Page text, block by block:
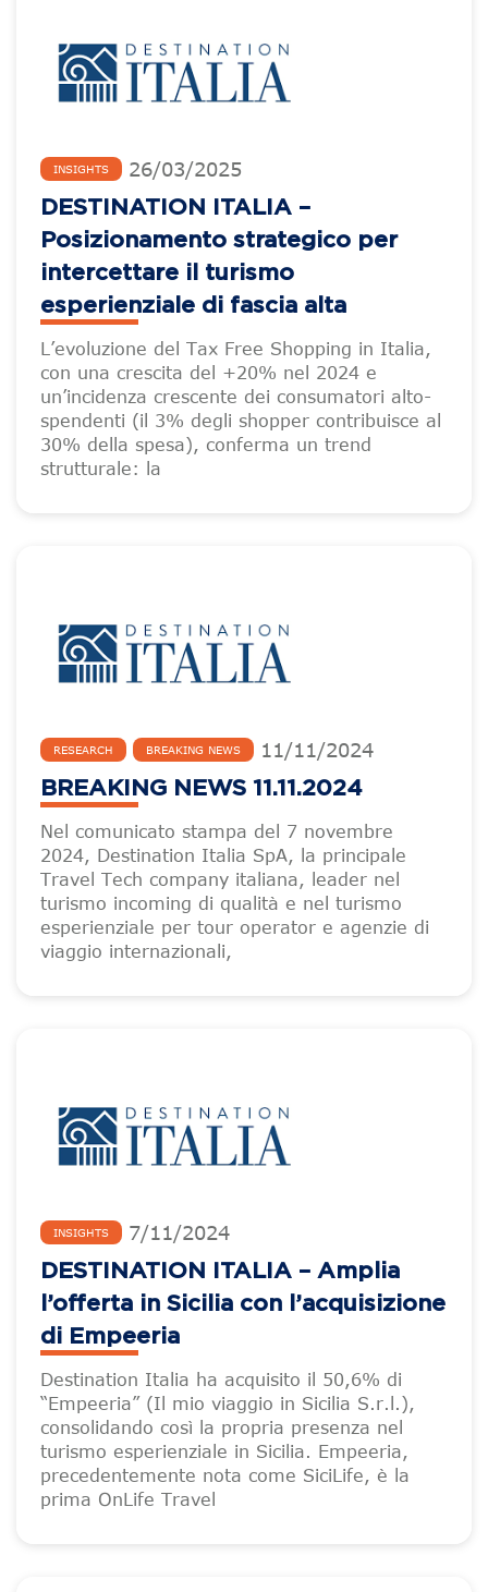
INSIGHTS 26/03/2025
DESTINATION ITALIA –
Posizionamento strategico per
intercettare il turismo
esperienziale di fascia alta
L’evoluzione del Tax Free Shopping in Italia,
con una crescita del +20% nel 2024 e
un’incidenza crescente dei consumatori alto-
spendenti (il 3% degli shopper contribuisce al
30% della spesa), conferma un trend
strutturale: la
RESEARCH BREAKING NEWS 11/11/2024
BREAKING NEWS 11.11.2024
Nel comunicato stampa del 7 novembre
2024, Destination Italia SpA, la principale
Travel Tech company italiana, leader nel
turismo incoming di qualità e nel turismo
esperienziale per tour operator e agenzie di
viaggio internazionali,
INSIGHTS 7/11/2024
DESTINATION ITALIA – Amplia
l’offerta in Sicilia con l’acquisizione
di Empeeria
Destination Italia ha acquisito il 50,6% di
“Empeeria” (Il mio viaggio in Sicilia S.r.l.),
consolidando così la propria presenza nel
turismo esperienziale in Sicilia. Empeeria,
precedentemente nota come SiciLife, è la
prima OnLife Travel